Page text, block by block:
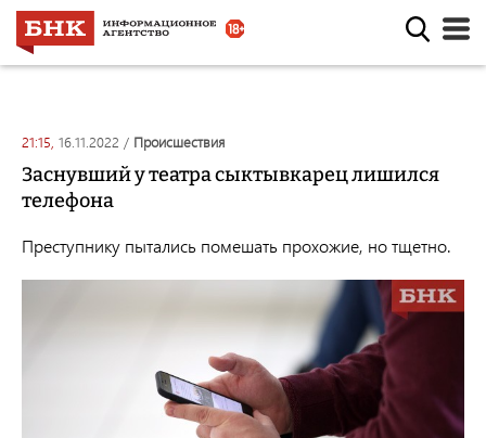
21:15, 16.11.2022 / происшествия
Заснувший у театра сыктывкарец лишился
телефона
Преступнику пытались помешать прохожие, но тщетно.